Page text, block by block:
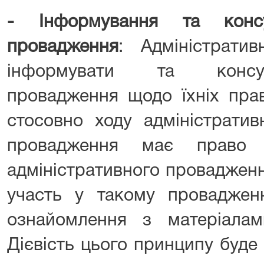
-
Інформування та
провадження :
інформувати та
провадження щодо їхніх
стосовно ходу
провадження має право
адміністративного
участь у такому
ознайомлення з
Дієвість цього принципу